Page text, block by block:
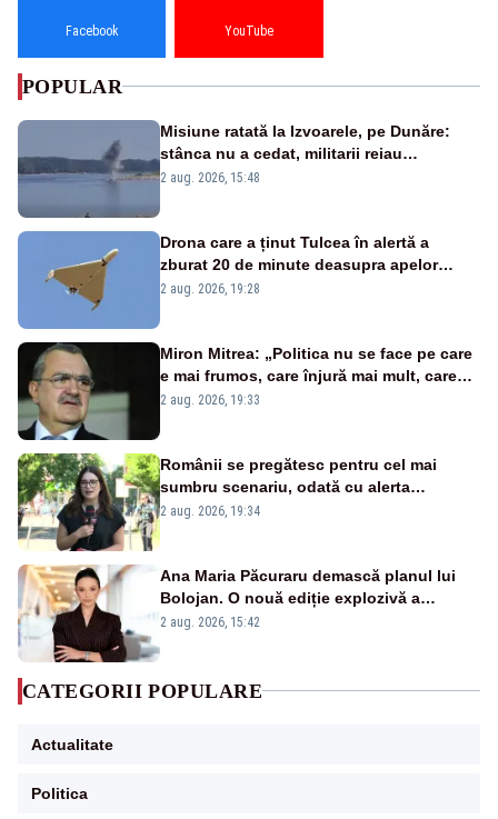
Facebook YouTube
POPULAR
Misiune ratată la Izvoarele, pe Dunăre:
stânca nu a cedat, militarii reiau
detonările luni – VIDEO
2 aug. 2026, 15:48
Drona care a ținut Tulcea în alertă a
zburat 20 de minute deasupra apelor
României. Au fost ridicate două F-16
2 aug. 2026, 19:28
Miron Mitrea: „Politica nu se face pe care
e mai frumos, care înjură mai mult, care
țipă mai tare, ci pe proiecte”
2 aug. 2026, 19:33
Românii se pregătesc pentru cel mai
sumbru scenariu, odată cu alerta
energetică
2 aug. 2026, 19:34
Ana Maria Păcuraru demască planul lui
Bolojan. O nouă ediție explozivă a
emisiunii „Miza Zilei” la Realitatea PLUS
2 aug. 2026, 15:42
CATEGORII POPULARE
Actualitate
Politica